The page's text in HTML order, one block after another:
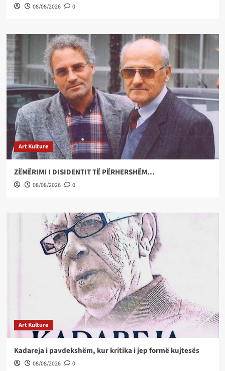
08/08/2026 0
Art Kulture
ZËMËRIMI I DISIDENTIT TË PËRHERSHËM…
08/08/2026 0
Art Kulture
Kadareja i pavdekshëm, kur kritika i jep formë kujtesës
08/08/2026 0